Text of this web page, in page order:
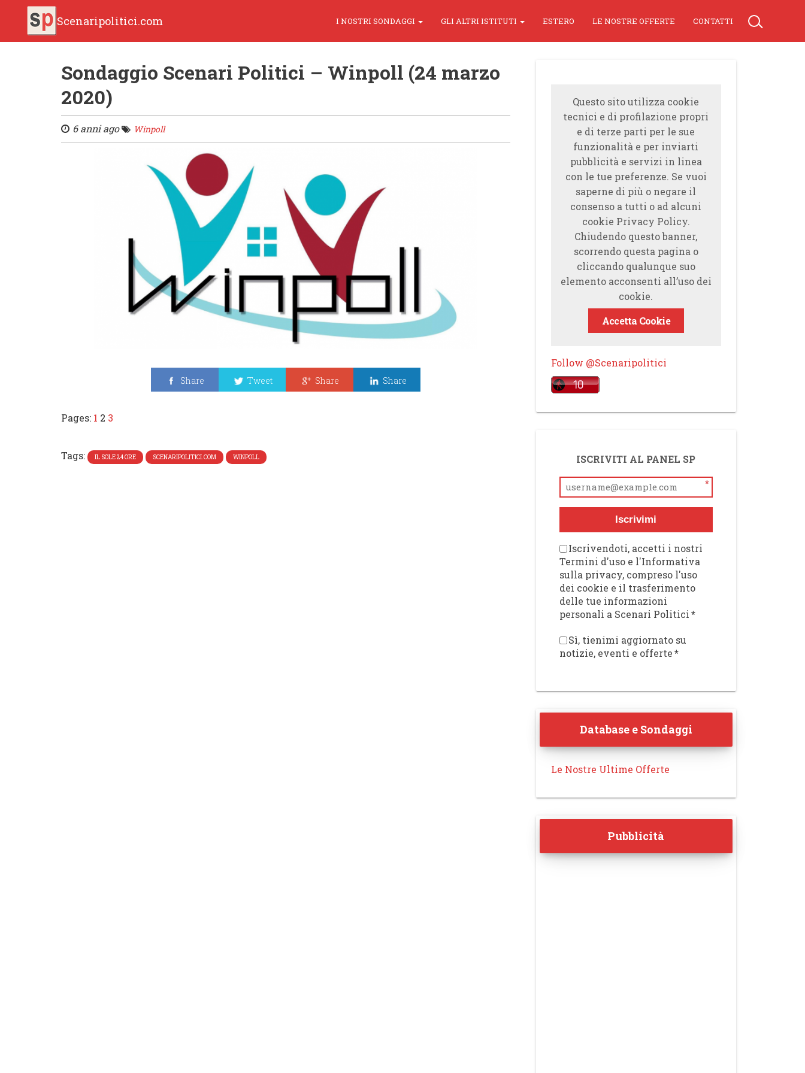
Scenaripolitici.com I NOSTRI SONDAGGI GLI ALTRI ISTITUTI ESTERO LE NOSTRE OFFERTE CONTATTI
Sondaggio Scenari Politici – Winpoll (24 marzo
2020)
6 anni ago Winpoll
Share Tweet Share Share
Pages: 1 2 3
Tags: IL SOLE 24 ORE SCENARIPOLITICI.COM WINPOLL
Questo sito utilizza cookie
tecnici e di profilazione propri
e di terze parti per le sue
funzionalità e per inviarti
pubblicità e servizi in linea
con le tue preferenze. Se vuoi
saperne di più o negare il
consenso a tutti o ad alcuni
cookie Privacy Policy.
Chiudendo questo banner,
scorrendo questa pagina o
cliccando qualunque suo
elemento acconsenti all’uso dei
cookie.
Accetta Cookie
Follow @Scenaripolitici
ISCRIVITI AL PANEL SP
*
Iscrivimi
Iscrivendoti, accetti i nostri
Termini d'uso e l'Informativa
sulla privacy, compreso l'uso
dei cookie e il trasferimento
delle tue informazioni
personali a Scenari Politici*
Sì, tienimi aggiornato su
notizie, eventi e offerte*
Database e Sondaggi
Le Nostre Ultime Offerte
Pubblicità